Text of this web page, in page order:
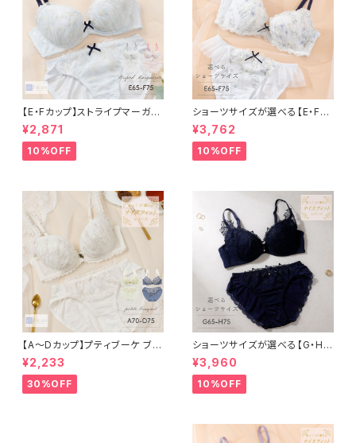
【E・Fカップ】ストライプマーガレ
ット ブラ＆ショーツ
¥2,871
10%OFF
ショーツサイズが選べる【E・F】
セレナーデ ブラ＆ショーツセット
¥3,762
10%OFF
【A〜Dカップ】プティブーケ ブラ
＆ショーツ
¥2,233
30%OFF
ショーツサイズが選べる【G・H】
フラワーアップリケ ブラ＆ショー
ツセット
¥3,960
10%OFF